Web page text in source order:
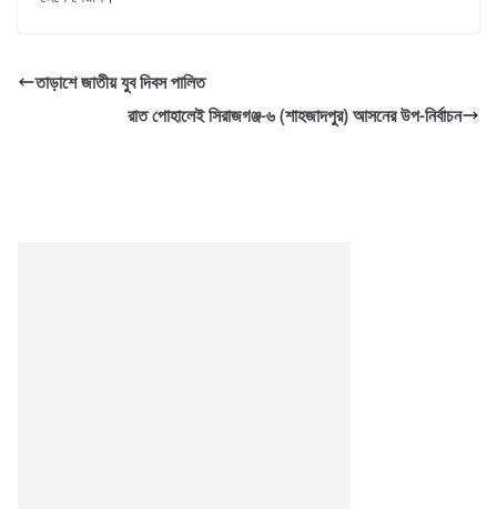
তাড়াশে জাতীয় যুব দিবস পালিত
রাত পোহালেই সিরাজগঞ্জ-৬ (শাহজাদপুর) আসনের উপ-নির্বাচন